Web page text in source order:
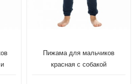
Пижама для мальчиков
красная с собакой